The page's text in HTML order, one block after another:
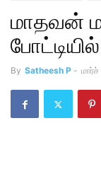
மாதவன்
By Satheesh P -